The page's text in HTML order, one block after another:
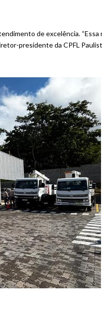
de excelência.
presidente da CPFL